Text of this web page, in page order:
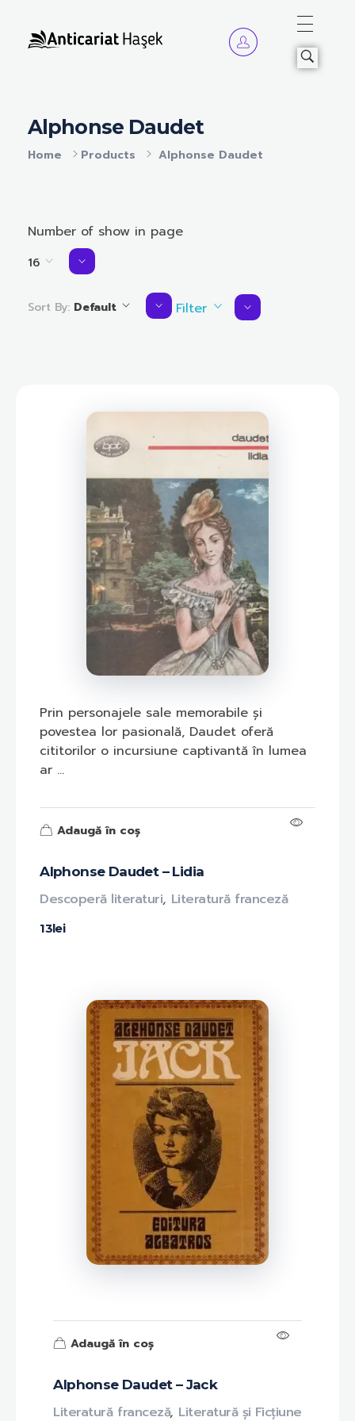
Home Products Alphonse Daudet
Alphonse Daudet
Number of show in page
16
Sort By: Default Filter
Alphonse Daudet – Lidia
13lei
Descoperă literaturi, Literatură franceză
Prin personajele sale memorabile și
povestea lor pasională, Daudet oferă
cititorilor o incursiune captivantă în lumea
ar ...
Adaugă în coș
Alphonse Daudet – Jack
Literatură franceză, Literatură și Ficțiune
Adaugă în coș